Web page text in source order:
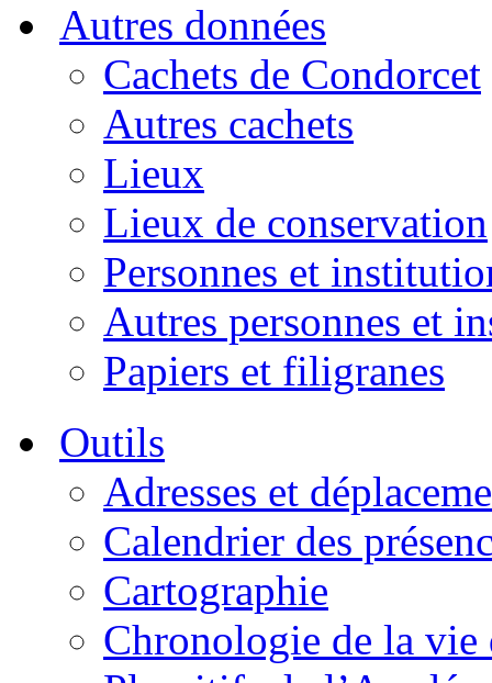
Autres données
Cachets de Condorcet
Autres cachets
Lieux
Lieux de conservation
Personnes et
Autres personnes et
Papiers et filigranes
Outils
Adresses et
Calendrier des
Cartographie
Chronologie de la vie